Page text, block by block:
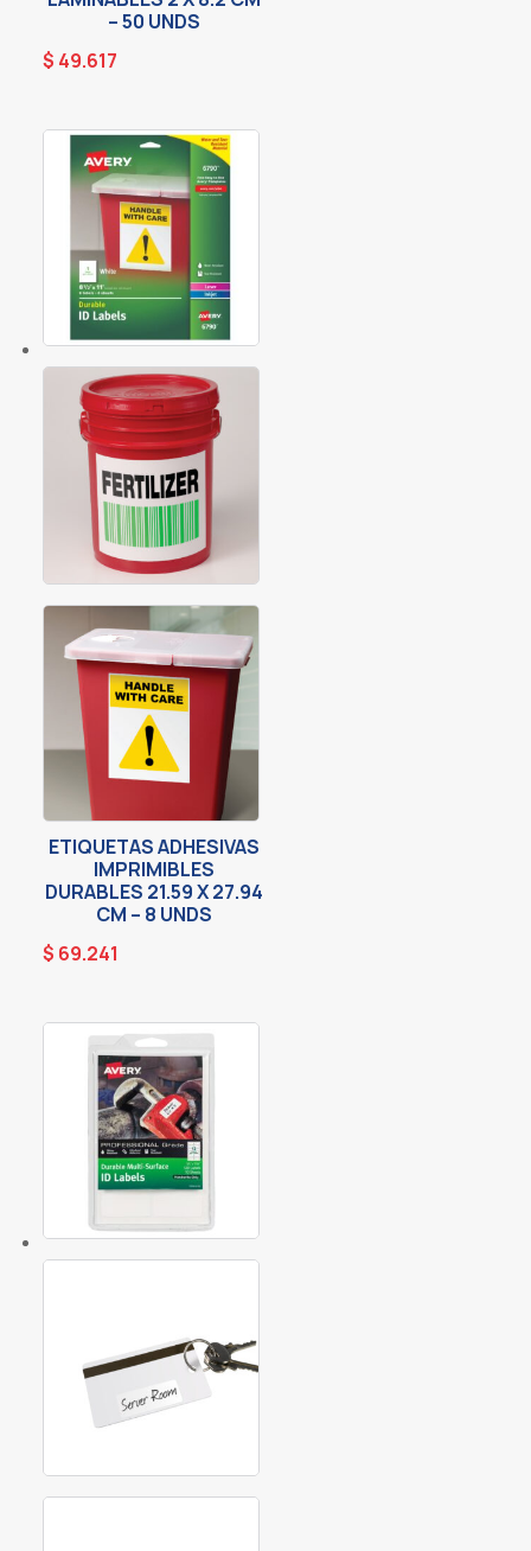
– 50 UNDS
$ 49.617
ETIQUETAS ADHESIVAS
IMPRIMIBLES
DURABLES 21.59 X 27.94
CM – 8 UNDS
$ 69.241